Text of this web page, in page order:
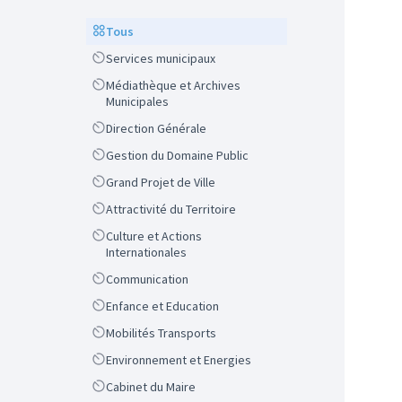
ScopeTous
ScopeServices municipaux
Scope
Médiathèque et Archives
Municipales
ScopeDirection Générale
ScopeGestion du Domaine Public
ScopeGrand Projet de Ville
ScopeAttractivité du Territoire
Scope
Culture et Actions
Internationales
ScopeCommunication
ScopeEnfance et Education
ScopeMobilités Transports
ScopeEnvironnement et Energies
ScopeCabinet du Maire